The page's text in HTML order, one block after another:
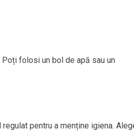
folosi un bol de apă sau un
pentru a menține igiena.